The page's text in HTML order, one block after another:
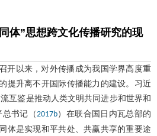
体”思想跨文化传播研究的现
开以来，对外传播成为我国学界高度重
提升离不开国际传播能力的建设。习近
互鉴是推动人类文明共同进步和世界和
总书记（2017b）在联合国日内瓦总部的
体是实现和平共处、共赢共享的重要途